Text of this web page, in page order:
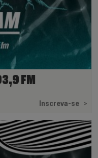
FM
Inscreva-se >